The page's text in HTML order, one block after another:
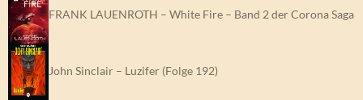
FRANK LAUENROTH – White Fire – Band 2 der Corona Saga
John Sinclair – Luzifer (Folge 192)